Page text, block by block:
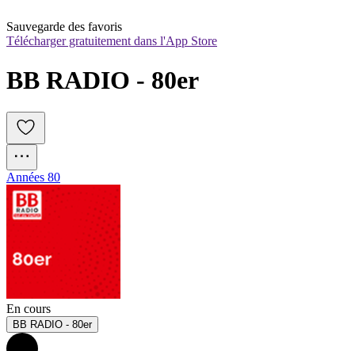
Sauvegarde des favoris
Télécharger gratuitement dans l'App Store
BB RADIO - 80er
Années 80
En cours
BB RADIO - 80er